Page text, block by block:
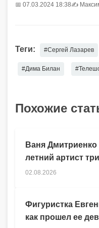
📅 07.03.2024 18:38✍️
Теги: #Сергей Лазарев
#Дима Билан
Похожие
Ваня
летний артист
02.08.2026
Фигуристка
как прошел ее